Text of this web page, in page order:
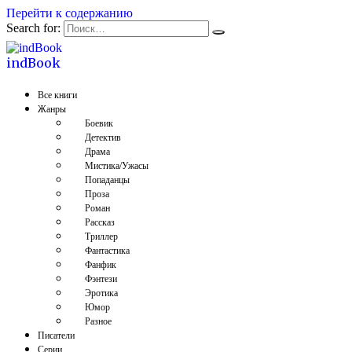
Перейти к содержанию
Search for:
indBook
Все книги
Жанры
Боевик
Детектив
Драма
Мистика/Ужасы
Попаданцы
Проза
Роман
Рассказ
Триллер
Фантастика
Фанфик
Фэнтези
Эротика
Юмор
Разное
Писатели
Серии